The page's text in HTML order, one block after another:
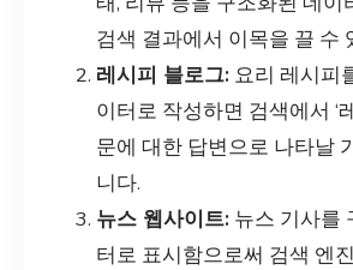
검색 결과에서 이목을 끌 수
레시피 블로그: 요리 레시피
이터로 작성하면 검색에서 ‘
문에 대한 답변으로 나타날
니다.
뉴스 웹사이트: 뉴스 기사를
터로 표시함으로써 검색 엔